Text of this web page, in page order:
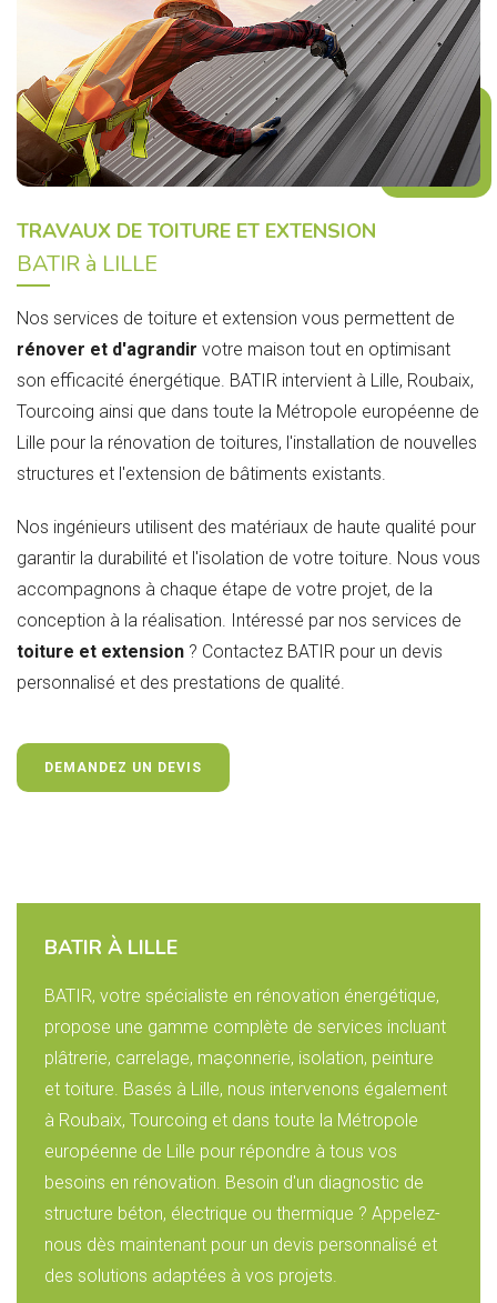
TRAVAUX DE TOITURE ET EXTENSION
BATIR à LILLE
Nos services de toiture et extension vous permettent de
rénover et d'agrandir votre maison tout en optimisant
son efficacité énergétique. BATIR intervient à Lille, Roubaix,
Tourcoing ainsi que dans toute la Métropole européenne de
Lille pour la rénovation de toitures, l'installation de nouvelles
structures et l'extension de bâtiments existants.
Nos ingénieurs utilisent des matériaux de haute qualité pour
garantir la durabilité et l'isolation de votre toiture. Nous vous
accompagnons à chaque étape de votre projet, de la
conception à la réalisation. Intéressé par nos services de
toiture et extension ? Contactez BATIR pour un devis
personnalisé et des prestations de qualité.
DEMANDEZ UN DEVIS
BATIR À LILLE
BATIR, votre spécialiste en rénovation énergétique,
propose une gamme complète de services incluant
plâtrerie, carrelage, maçonnerie, isolation, peinture
et toiture. Basés à Lille, nous intervenons également
à Roubaix, Tourcoing et dans toute la Métropole
européenne de Lille pour répondre à tous vos
besoins en rénovation. Besoin d'un diagnostic de
structure béton, électrique ou thermique ? Appelez-
nous dès maintenant pour un devis personnalisé et
des solutions adaptées à vos projets.